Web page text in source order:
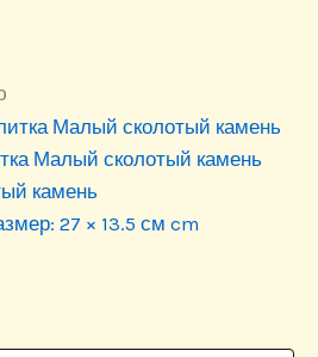
Малый сколотый камень
камень
27 × 13.5 см cm